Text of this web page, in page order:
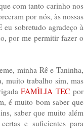
com tanto carinho nos
por nós, às nossas
eu sobretudo agradeço à
por me permitir fazer o
minha Rê e Taninha,
muito trabalho sim, mas
FAMÌLIA TEC por
é muito bom saber que
saber que muito além
e suficientes para